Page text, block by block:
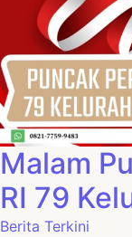
Malam
RI 79
Berita Terkini